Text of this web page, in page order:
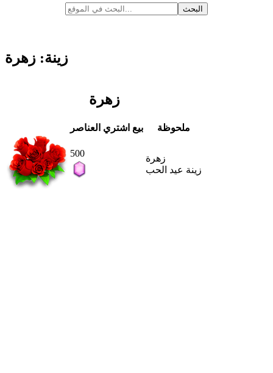
زينة: زهرة
زهرة
اشتري العناصر بيع ملحوظة
500
زهرة
زينة عيد الحب